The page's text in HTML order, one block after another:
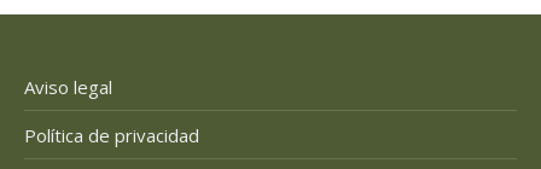
Aviso legal
Política de privacidad